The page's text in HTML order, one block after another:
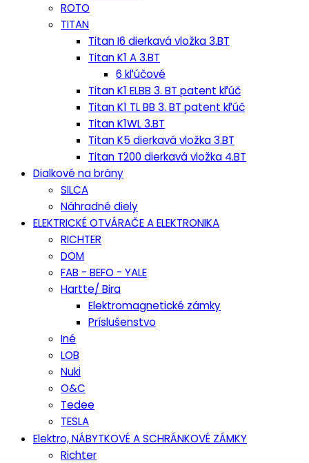
ROTO
TITAN
Titan I6 dierkavá vložka 3.BT
Titan K1 A 3.BT
6 kľúčové
Titan K1 ELBB 3. BT patent kľúč
Titan K1 TL BB 3. BT patent kľúč
Titan K1WL 3.BT
Titan K5 dierkavá vložka 3.BT
Titan T200 dierkavá vložka 4.BT
Dialkové na brány
SILCA
Náhradné diely
ELEKTRICKÉ OTVÁRAČE A ELEKTRONIKA
RICHTER
DOM
FAB - BEFO - YALE
Hartte/ Bira
Elektromagnetické zámky
Príslušenstvo
Iné
LOB
Nuki
O&C
Tedee
TESLA
Elektro, NÁBYTKOVÉ A SCHRÁNKOVÉ ZÁMKY
Richter